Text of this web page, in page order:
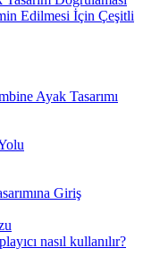
Edilmesi İçin Çeşitli
Ayak Tasarımı
Giriş
nasıl kullanılır?